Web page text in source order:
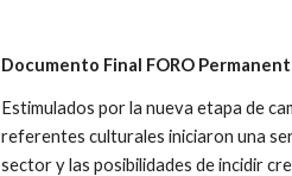
Documento Final FORO
Estimulados por la nueva etapa de
referentes culturales iniciaron una
sector y las posibilidades de incidir